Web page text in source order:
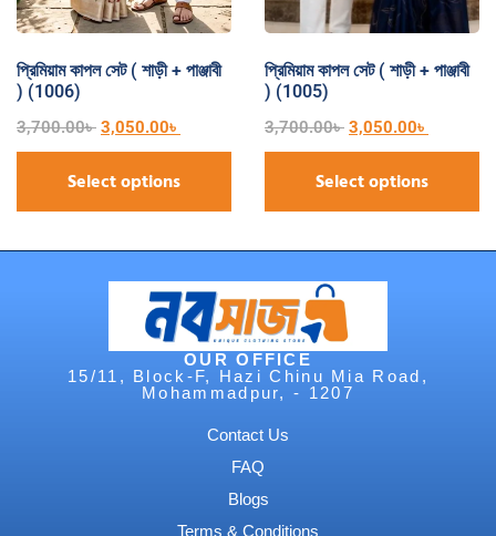
প্রিমিয়াম কাপল সেট ( শাড়ী + পাঞ্জাবী
) (1006)
3,700.00৳ 3,050.00৳
Select options
প্রিমিয়াম কাপল সেট ( শাড়ী + পাঞ্জাবী
) (1005)
3,700.00৳ 3,050.00৳
Select options
OUR OFFICE
15/11, Block-F, Hazi Chinu Mia Road,
Mohammadpur, - 1207
Contact Us
FAQ
Blogs
Terms & Conditions